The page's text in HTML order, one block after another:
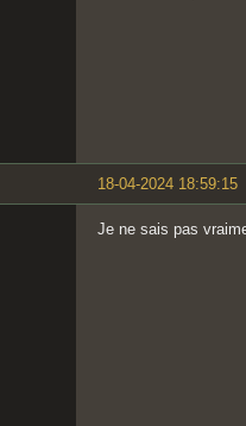
18-04-2024 18:59:15
Je ne sais pas